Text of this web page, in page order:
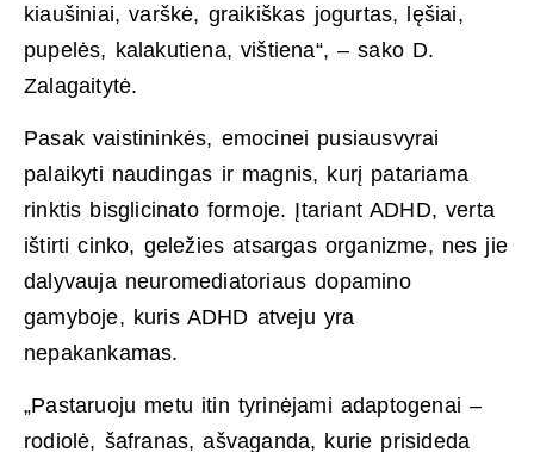
kiaušiniai, varškė, graikiškas jogurtas, lęšiai,
pupelės, kalakutiena, vištiena“, – sako D.
Zalagaitytė.
Pasak vaistininkės, emocinei pusiausvyrai
palaikyti naudingas ir magnis, kurį patariama
rinktis bisglicinato formoje. Įtariant ADHD, verta
ištirti cinko, geležies atsargas organizme, nes jie
dalyvauja neuromediatoriaus dopamino
gamyboje, kuris ADHD atveju yra
nepakankamas.
„Pastaruoju metu itin tyrinėjami adaptogenai –
rodiolė, šafranas, ašvaganda, kurie prisideda